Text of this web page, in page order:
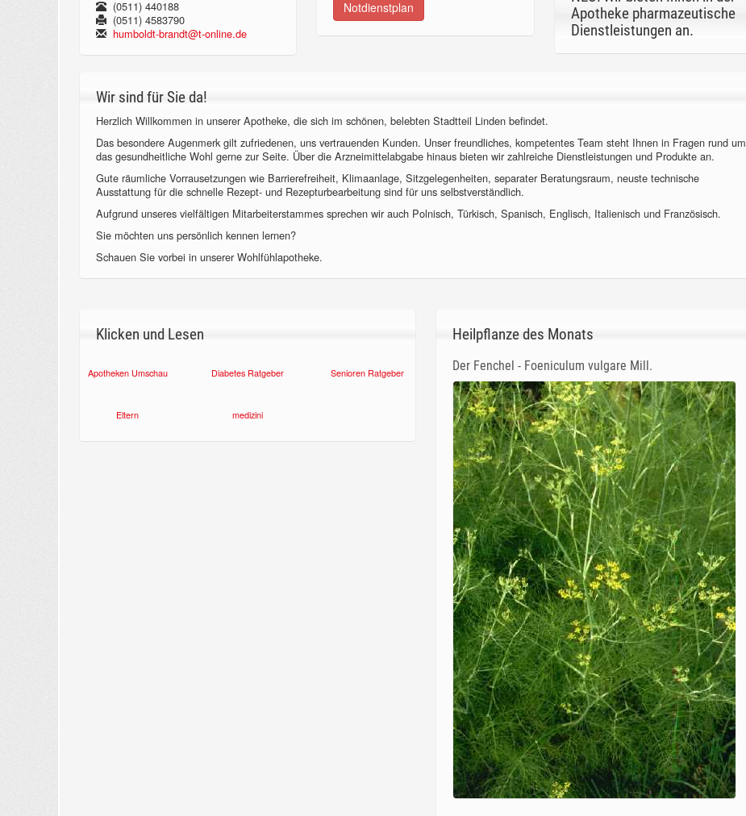
(0511) 440188
(0511) 4583790
humboldt-brandt@t-online.de
Notdienstplan
Apotheke pharmazeutische
Dienstleistungen an.
Wir sind für Sie da!
Herzlich Willkommen in unserer Apotheke, die sich im schönen, belebten Stadtteil Linden befindet.
Das besondere Augenmerk gilt zufriedenen, uns vertrauenden Kunden. Unser freundliches, kompetentes Team steht Ihnen in Fragen rund um
das gesundheitliche Wohl gerne zur Seite. Über die Arzneimittelabgabe hinaus bieten wir zahlreiche Dienstleistungen und Produkte an.
Gute räumliche Vorrausetzungen wie Barrierefreiheit, Klimaanlage, Sitzgelegenheiten, separater Beratungsraum, neuste technische
Ausstattung für die schnelle Rezept- und Rezepturbearbeitung sind für uns selbstverständlich.
Aufgrund unseres vielfältigen Mitarbeiterstammes sprechen wir auch Polnisch, Türkisch, Spanisch, Englisch, Italienisch und Französisch.
Sie möchten uns persönlich kennen lernen?
Schauen Sie vorbei in unserer Wohlfühlapotheke.
Klicken und Lesen
Apotheken Umschau Diabetes Ratgeber Senioren Ratgeber
Eltern medizini
Heilpflanze des Monats
Der Fenchel - Foeniculum vulgare Mill.